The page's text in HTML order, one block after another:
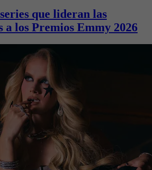
que lideran las
a los Premios Emmy 2026